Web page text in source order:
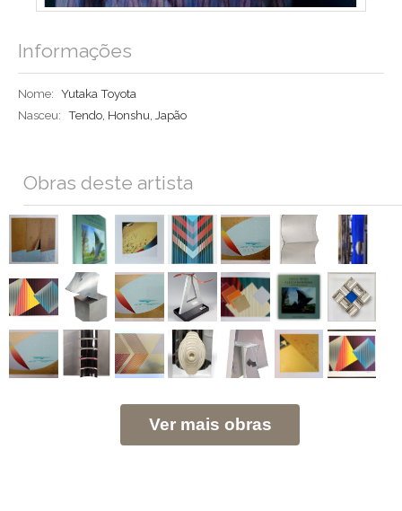
Informações
Nome: Yutaka Toyota
Nasceu: Tendo, Honshu, Japão
Obras deste artista
Ver mais obras